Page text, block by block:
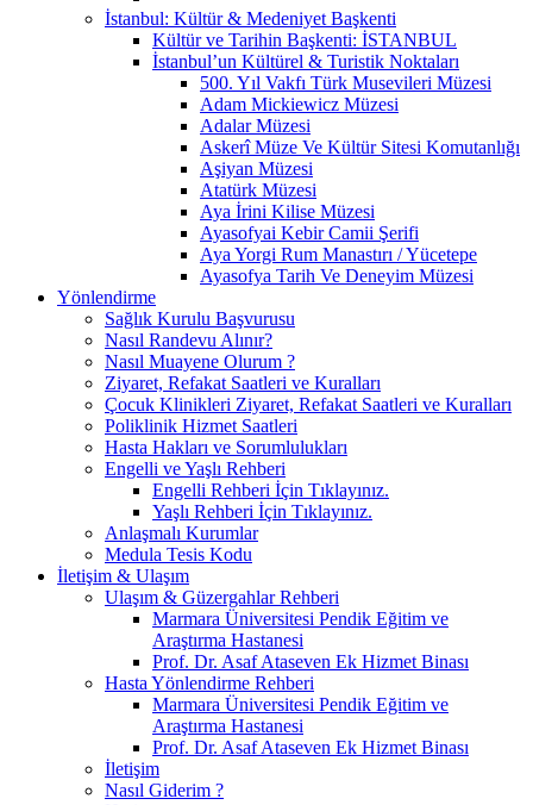
İstanbul: Kültür & Medeniyet Başkenti
Kültür ve Tarihin Başkenti: İSTANBUL
İstanbul’un Kültürel & Turistik Noktaları
500. Yıl Vakfı Türk Musevileri Müzesi
Adam Mickiewicz Müzesi
Adalar Müzesi
Askerî Müze Ve Kültür Sitesi Komutanlığı
Aşiyan Müzesi
Atatürk Müzesi
Aya İrini Kilise Müzesi
Ayasofyai Kebir Camii Şerifi
Aya Yorgi Rum Manastırı / Yücetepe
Ayasofya Tarih Ve Deneyim Müzesi
Yönlendirme
Sağlık Kurulu Başvurusu
Nasıl Randevu Alınır?
Nasıl Muayene Olurum ?
Ziyaret, Refakat Saatleri ve Kuralları
Çocuk Klinikleri Ziyaret, Refakat Saatleri ve Kuralları
Poliklinik Hizmet Saatleri
Hasta Hakları ve Sorumlulukları
Engelli ve Yaşlı Rehberi
Engelli Rehberi İçin Tıklayınız.
Yaşlı Rehberi İçin Tıklayınız.
Anlaşmalı Kurumlar
Medula Tesis Kodu
İletişim & Ulaşım
Ulaşım & Güzergahlar Rehberi
Marmara Üniversitesi Pendik Eğitim ve
Araştırma Hastanesi
Prof. Dr. Asaf Ataseven Ek Hizmet Binası
Hasta Yönlendirme Rehberi
Marmara Üniversitesi Pendik Eğitim ve
Araştırma Hastanesi
Prof. Dr. Asaf Ataseven Ek Hizmet Binası
İletişim
Nasıl Giderim ?